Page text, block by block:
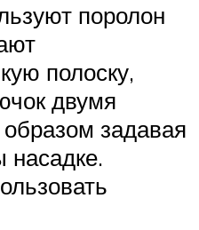
поролон
полоску,
двумя
задавая